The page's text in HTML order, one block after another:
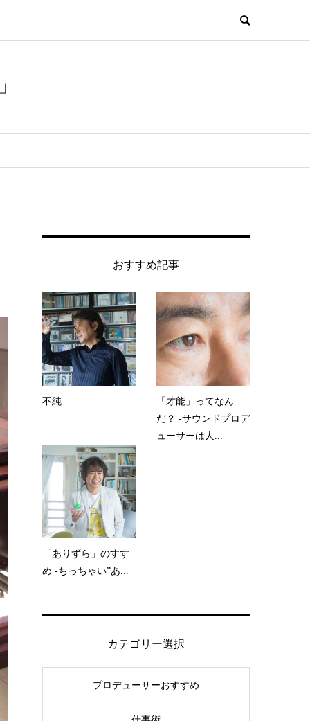
おすすめ記事
不純
「才能」ってなん
だ？ -サウンドプロデ
ューサーは人...
「ありずら」のすす
め -ちっちゃい”あ...
カテゴリー選択
プロデューサーおすすめ